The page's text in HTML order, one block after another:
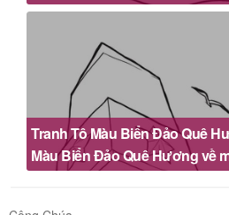
Tranh Tô Màu Biển Đảo Quê
Màu Biển Đảo Quê Hương về